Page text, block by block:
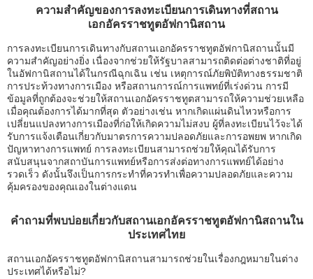
ความสำคัญของการลงทะเบียนการเดินทางที่สถาน
เอกอัครราชทูตอัฟกานิสถาน
การลงทะเบียนการเดินทางกับสถานเอกอัครราชทูตอัฟกานิสถานนั้นมี
ความสำคัญอย่างยิ่ง เนื่องจากช่วยให้รัฐบาลสามารถติดต่อต่างชาติที่อยู่
ในอัฟกานิสถานได้ในกรณีฉุกเฉิน เช่น เหตุการณ์ภัยพิบัติทางธรรมชาติ
การประท้วงทางการเมือง หรือสถานการณ์การแพทย์ที่เร่งด่วน การมี
ข้อมูลที่ถูกต้องจะช่วยให้สถานเอกอัครราชทูตสามารถให้ความช่วยเหลือ
เมื่อคุณต้องการได้มากที่สุด ตัวอย่างเช่น หากเกิดแผ่นดินไหวหรือการ
เปลี่ยนแปลงทางการเมืองที่ก่อให้เกิดความไม่สงบ ผู้ที่ลงทะเบียนไว้จะได้
รับการแจ้งเตือนเกี่ยวกับมาตรการความปลอดภัยและการอพยพ หากเกิด
ปัญหาทางการแพทย์ การลงทะเบียนสามารถช่วยให้คุณได้รับการ
สนับสนุนจากสถาบันการแพทย์หรือการส่งต่อทางการแพทย์ได้อย่าง
รวดเร็ว ดังนั้นจึงเป็นการกระทำที่ควรทำเพื่อความปลอดภัยและความ
คุ้มครองของคุณเองในต่างแดน
คำถามที่พบบ่อยเกี่ยวกับสถานเอกอัครราชทูตอัฟกานิสถานใน
ประเทศไทย
สถานเอกอัครราชทูตอัฟกานิสถานสามารถช่วยในเรื่องกฎหมายในต่าง
ประเทศได้หรือไม่?